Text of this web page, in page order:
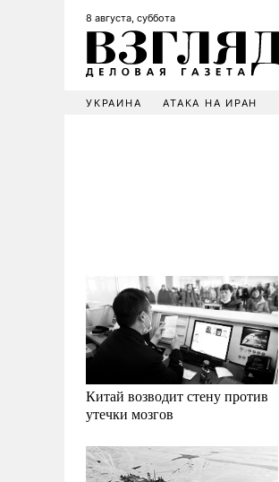
8 августа, суббота
УКРАИНА АТАКА НА ИРАН
Китай возводит стену против
утечки мозгов